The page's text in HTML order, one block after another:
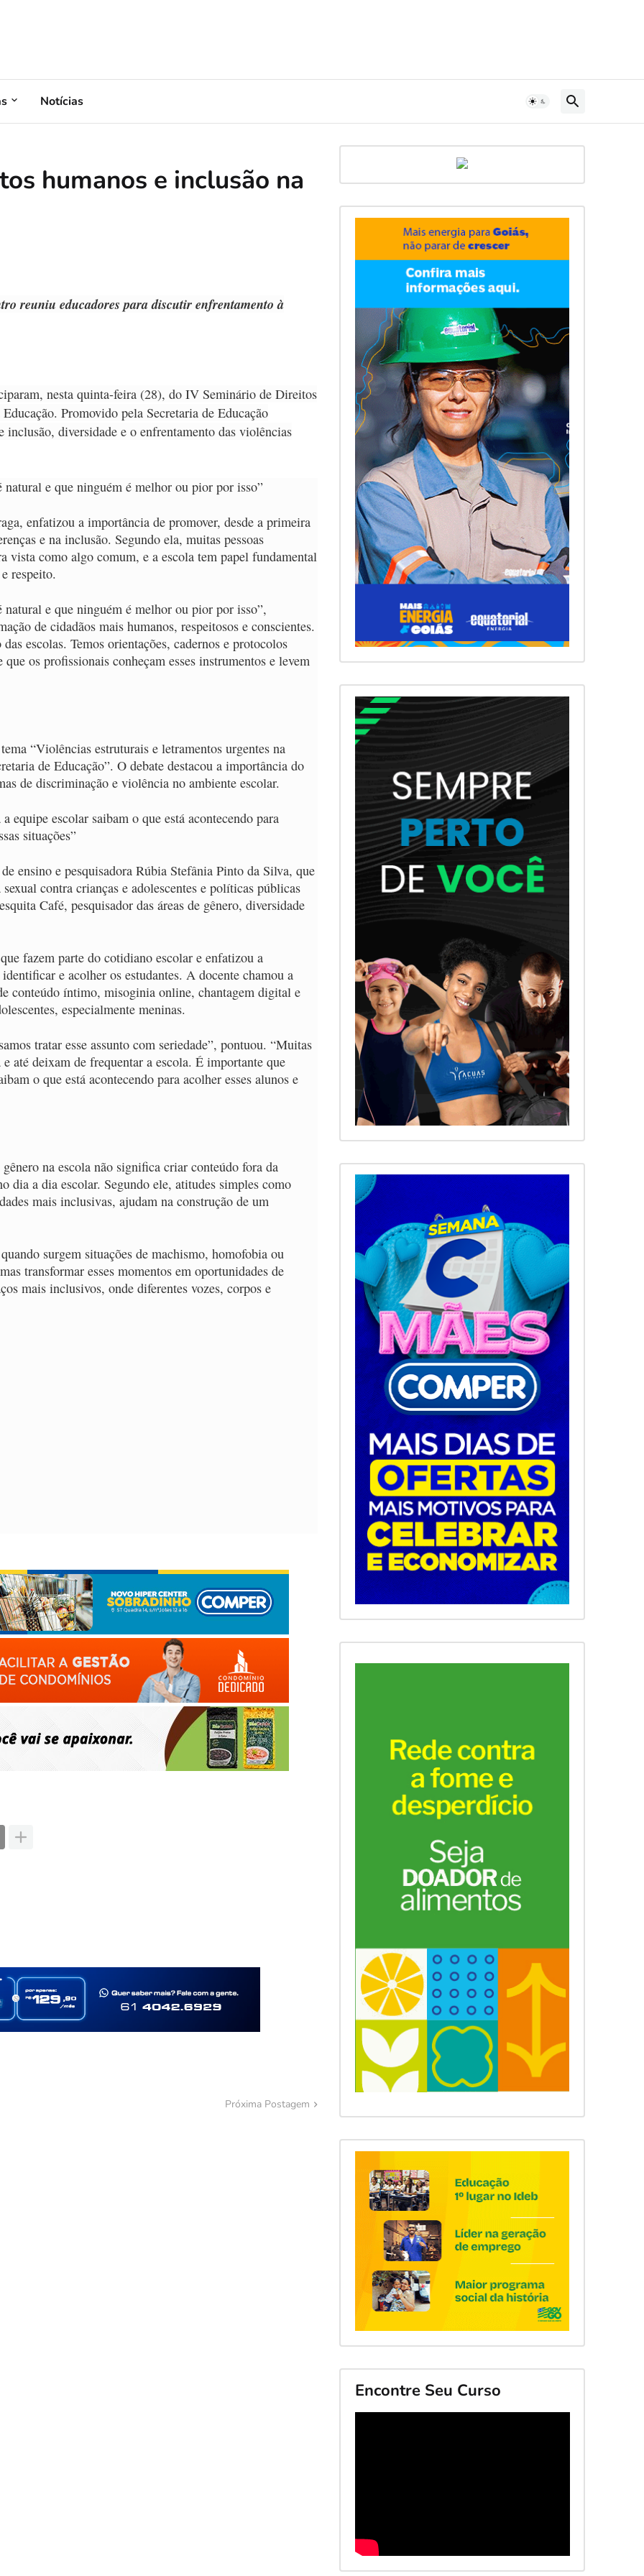
Notícias
humanos e inclusão na
reuniu educadores para discutir enfrentamento à
nesta quinta-feira (28), do IV Seminário de Direitos
Promovido pela Secretaria de Educação
diversidade e o enfrentamento das violências
natural e que ninguém é melhor ou pior por isso”
enfatizou a importância de promover, desde a primeira
e na inclusão. Segundo ela, muitas pessoas
vista como algo comum, e a escola tem papel fundamental
respeito.
natural e que ninguém é melhor ou pior por isso”,
de cidadãos mais humanos, respeitosos e conscientes.
escolas. Temos orientações, cadernos e protocolos
os profissionais conheçam esses instrumentos e levem
“Violências estruturais e letramentos urgentes na
de Educação”. O debate destacou a importância do
de discriminação e violência no ambiente escolar.
equipe escolar saibam o que está acontecendo para
situações”
ensino e pesquisadora Rúbia Stefânia Pinto da Silva, que
contra crianças e adolescentes e políticas públicas
Café, pesquisador das áreas de gênero, diversidade
fazem parte do cotidiano escolar e enfatizou a
e acolher os estudantes. A docente chamou a
conteúdo íntimo, misoginia online, chantagem digital e
especialmente meninas.
tratar esse assunto com seriedade”, pontuou. “Muitas
até deixam de frequentar a escola. É importante que
o que está acontecendo para acolher esses alunos e
na escola não significa criar conteúdo fora da
dia a dia escolar. Segundo ele, atitudes simples como
mais inclusivas, ajudam na construção de um
surgem situações de machismo, homofobia ou
transformar esses momentos em oportunidades de
mais inclusivos, onde diferentes vozes, corpos e
Próxima Postagem
Encontre Seu Curso